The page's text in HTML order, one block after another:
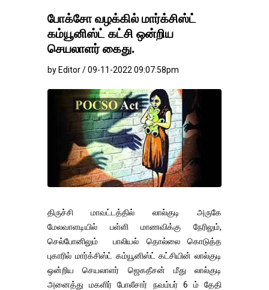
போக்சோ வழக்கில் மார்க்சிஸ்ட்
கம்யூனிஸ்ட் கட்சி ஒன்றிய
செயலாளர் கைது.
by Editor / 09-11-2022 09:07:58pm
திருச்சி மாவட்டத்தில் லால்குடி அருகே
மேலவாளடியில் பள்ளி மாணவிக்கு நேரிலும்,
செல்போனிலும் பாலியல் தொல்லை கொடுத்த
புகாரில் மார்க்சிஸ்ட் கம்யூனிஸ்ட் கட்சியின் லால்குடி
ஒன்றிய செயலாளர் ஜெகதீசன் மீது லால்குடி
அனைத்து மகளிர் போலீசார் நவம்பர் 6 ம் தேதி